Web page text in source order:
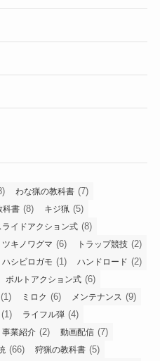
わな猟の教科書 (7)
科書 (8) キジ猟 (5)
ライドアクション式 (8)
ツキノワグマ (6) トラップ競技 (2)
ハシビロガモ (1) ハンドロード (2)
ボルトアクション式 (6)
(1) ミロク (6) メンテナンス (9)
(1) ライフル弾 (4)
事業紹介 (2) 動画配信 (7)
(66) 狩猟の教科書 (5)